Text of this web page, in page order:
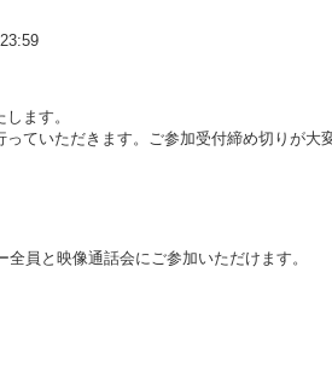
ます。
ていただきます。ご参加受付締め切りが
員と映像通話会にご参加いただけます。